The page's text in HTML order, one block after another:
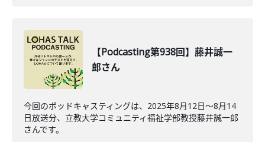
【Podcasting第938回】藤井誠一
郎さん
今回のポッドキャスティングは、2025年8月12日〜8月14
日放送分、立教大学コミュニティ福祉学部教授藤井誠一郎
さんです。